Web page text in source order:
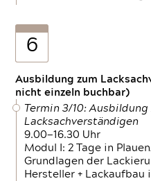
6
Ausbildung zum
nicht einzeln buchbar)
Termin 3/10: Ausbildung
Lacksachverständigen
9.00—16.30 Uhr
Modul I: 2 Tage in
Grundlagen der
Hersteller + Lackaufbau